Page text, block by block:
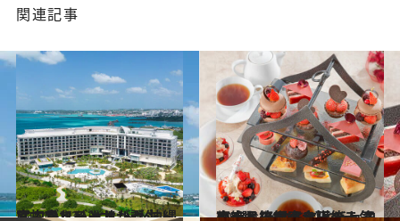
関連記事
2024.1.23
宮古ブルーとサンセットに抱かれる ヒルトン沖縄宮古島リゾートが誕生
旅＆お出かけ